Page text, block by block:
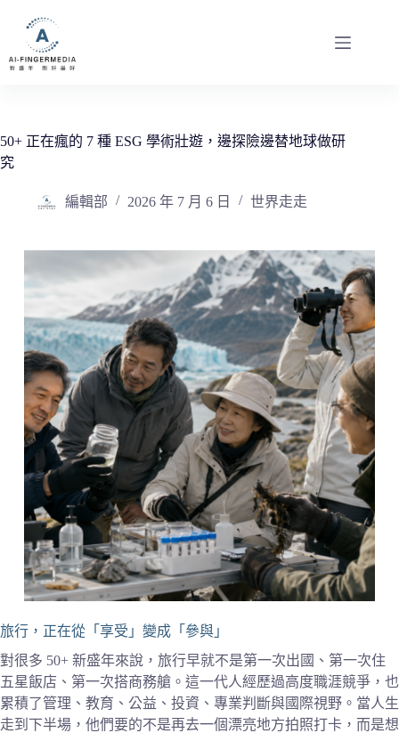
主
要
50+ 正在瘋的 7 種 ESG 學術壯遊，邊探險邊替地球做研
究
編輯部 2026 年 7 月 6 日 世界走走
旅行，正在從「享受」變成「參與」
對很多 50+ 新盛年來說，旅行早就不是第一次出國、第一次住
五星飯店、第一次搭商務艙。這一代人經歷過高度職涯競爭，也
累積了管理、教育、公益、投資、專業判斷與國際視野。當人生
走到下半場，他們要的不是再去一個漂亮地方拍照打卡，而是想